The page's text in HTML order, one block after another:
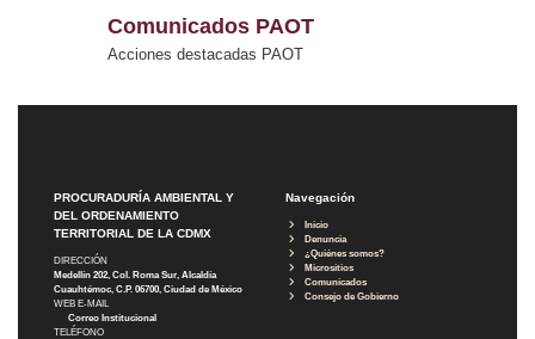
Comunicados PAOT
Acciones destacadas PAOT
PROCURADURÍA AMBIENTAL Y
DEL ORDENAMIENTO
TERRITORIAL DE LA CDMX
DIRECCIÓN
Medellín 202, Col. Roma Sur, Alcaldía
Cuauhtémoc, C.P. 06700, Ciudad de México
WEB E-MAIL
Correo Institucional
TELÉFONO
Navegación
Inicio
Denuncia
¿Quiénes somos?
Micrositios
Comunicados
Consejo de Gobierno